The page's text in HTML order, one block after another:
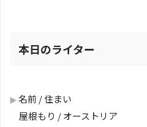
本日のライター
名前 / 住まい
屋根もり / オーストリア